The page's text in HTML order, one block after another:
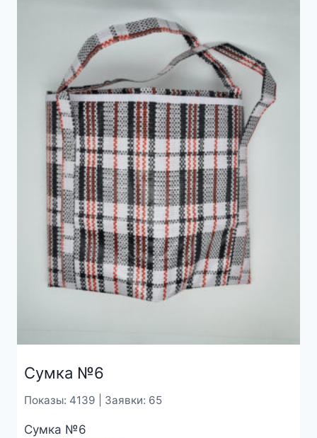
Сумка №6
Показы: 4139 | Заявки: 65
Сумка №6